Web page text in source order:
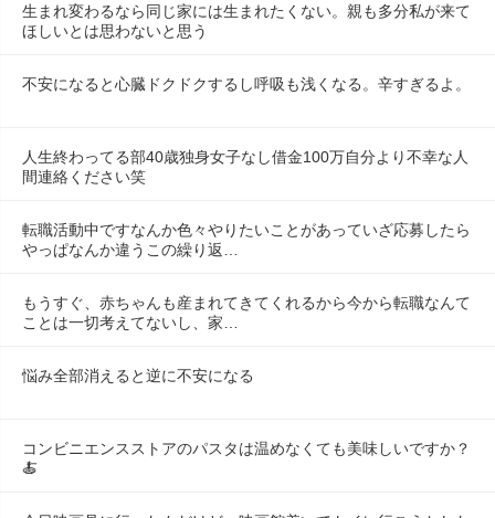
生まれ変わるなら同じ家には生まれたくない。親も多分私が来て
ほしいとは思わないと思う
不安になると心臓ドクドクするし呼吸も浅くなる。辛すぎるよ。
人生終わってる部40歳独身女子なし借金100万自分より不幸な人
間連絡ください笑
転職活動中ですなんか色々やりたいことがあっていざ応募したら
やっぱなんか違うこの繰り返…
もうすぐ、赤ちゃんも産まれてきてくれるから今から転職なんて
ことは一切考えてないし、家…
悩み全部消えると逆に不安になる
コンビニエンスストアのパスタは温めなくても美味しいですか？
🍝